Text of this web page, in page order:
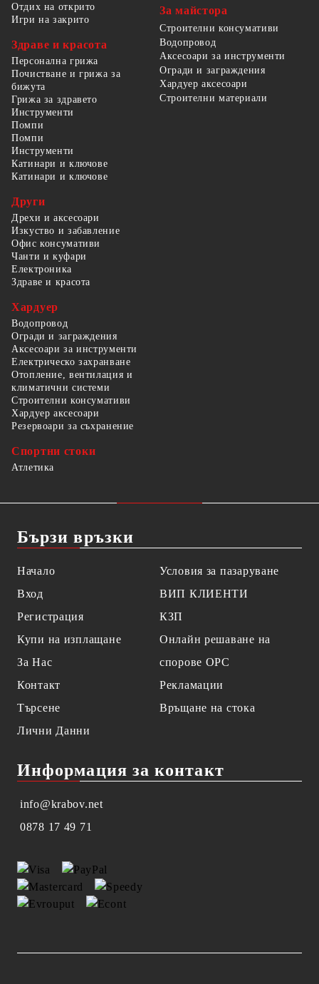
Отдих на открито
Игри на закрито
Здраве и красота
Персонална грижа
Почистване и грижа за
бижута
Грижа за здравето
За майстора
Строителни консумативи
Водопровод
Аксесоари за инструменти
Огради и заграждения
Хардуер аксесоари
Строителни материали
Инструменти
Помпи
Помпи
Инструменти
Катинари и ключове
Катинари и ключове
Други
Дрехи и аксесоари
Изкуство и забавление
Офис консумативи
Чанти и куфари
Електроника
Здраве и красота
Хардуер
Водопровод
Огради и заграждения
Аксесоари за инструменти
Електрическо захранване
Отопление, вентилация и
климатични системи
Строителни консумативи
Хардуер аксесоари
Резервоари за съхранение
Спортни стоки
Атлетика
Бързи връзки
Начало
Вход
Регистрация
Купи на изплащане
За Нас
Контакт
Търсене
Лични Данни
Условия за пазаруване
ВИП КЛИЕНТИ
КЗП
Онлайн решаване на
спорове OPC
Рекламации
Връщане на стока
Информация за контакт
info@krabov.net
0878 17 49 71